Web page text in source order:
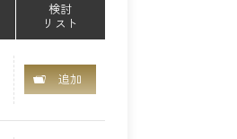
検討
リスト
追加